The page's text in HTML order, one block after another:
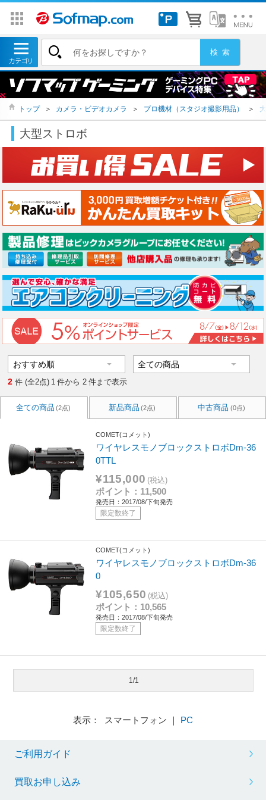
トップ ＞ カメラ・ビデオカメラ ＞ プロ機材（スタジオ撮影用品） ＞
大型ストロボ
2 件 (全2点) 1 件から 2 件まで表示
全ての商品 (2点) 新品商品 (2点) 中古商品 (0点)
COMET(コメット)
ワイヤレスモノブロックストロボDm-36
0TTL
¥115,000 (税込)
ポイント：11,500
発売日：2017/08/下旬発売
限定数終了
COMET(コメット)
ワイヤレスモノブロックストロボDm-36
0
¥105,650 (税込)
ポイント：10,565
発売日：2017/08/下旬発売
限定数終了
1/1
表示： スマートフォン ｜ PC
ご利用ガイド
買取お申し込み